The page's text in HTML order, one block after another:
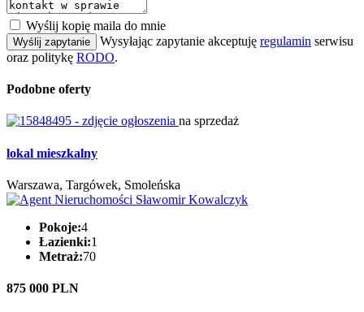
Wyślij kopię maila do mnie
Wyślij zapytanie Wysyłając zapytanie akceptuję regulamin serwisu
oraz politykę RODO.
Podobne oferty
na sprzedaż
lokal mieszkalny
Warszawa, Targówek, Smoleńska
Pokoje:4
Łazienki:1
Metraż:70
875 000 PLN